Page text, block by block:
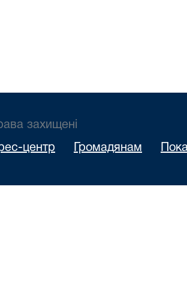
захищені
центр Громадянам